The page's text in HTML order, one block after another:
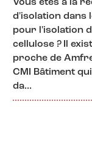
Vous êtes à la
d'isolation dans
pour l'isolation
cellulose ? Il
proche de
CMI Bâtiment
da...